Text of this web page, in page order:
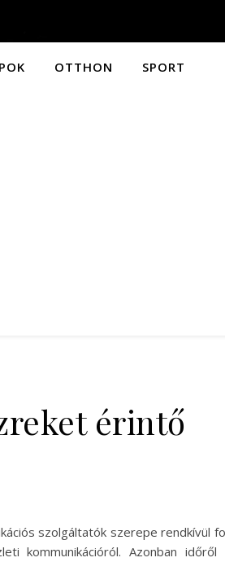
OTTHON SPORT
érintő
szolgáltatók szerepe rendkívül
kommunikációról. Azonban időről